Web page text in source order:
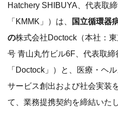
Hatchery SHIBUYA、代表取
「KMMK」）は、
国立循環器
の株式会社Doctock（本社：
号 青山丸竹ビル6F、代表取
「Doctock」）と、医療・ヘ
サービス創出および社会実装
て、業務提携契約を締結いた